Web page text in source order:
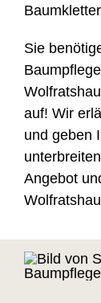
Sie
auf! Wir
und geben
Angebot